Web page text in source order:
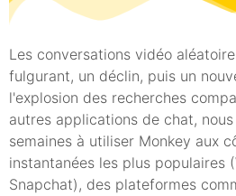
Les conversations vidéo
fulgurant, un déclin, puis un
l'explosion des recherches
autres applications de chat,
semaines à utiliser Monkey aux
instantanées les plus populaires
Snapchat), des plateformes